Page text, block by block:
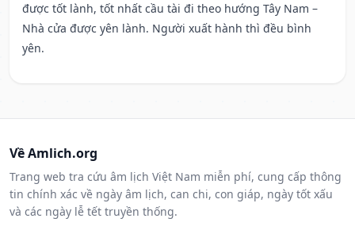
được tốt lành, tốt nhất cầu tài đi theo hướng Tây Nam –
Nhà cửa được yên lành. Người xuất hành thì đều bình
yên.
Về Amlich.org
Trang web tra cứu âm lịch Việt Nam miễn phí, cung cấp thông
tin chính xác về ngày âm lịch, can chi, con giáp, ngày tốt xấu
và các ngày lễ tết truyền thống.